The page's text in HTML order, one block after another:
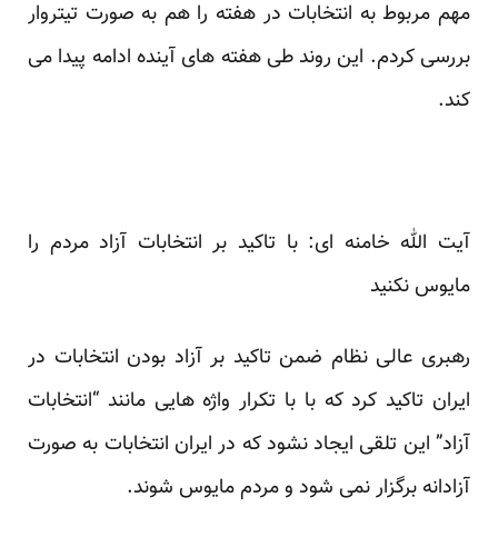
مهم مربوط به انتخابات در هفته را هم به صورت تیتروار
بررسی کردم. این روند طی هفته های آینده ادامه پیدا می
کند.
آیت الله خامنه ای: با تاکید بر انتخابات آزاد مردم را
مایوس نکنید
رهبری عالی نظام ضمن تاکید بر آزاد بودن انتخابات در
ایران تاکید کرد که با با تکرار واژه هایی مانند “انتخابات
آزاد” این تلقی ایجاد نشود که در ایران انتخابات به صورت
آزادانه برگزار نمی شود و مردم مایوس شوند.